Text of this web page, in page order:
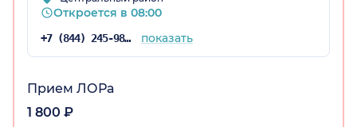
Откроется в 08:00
+7 (844) 245-98-54 показать
Прием ЛОРа
1 800 ₽